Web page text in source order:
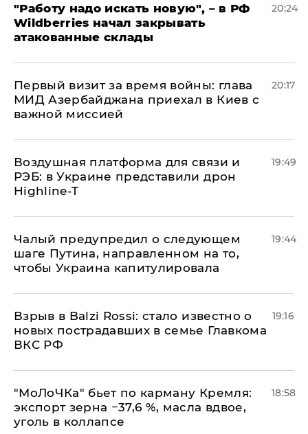
"Работу надо искать новую", – в РФ
Wildberries начал закрывать
атакованные склады
20:24
Первый визит за время войны: глава
МИД Азербайджана приехал в Киев с
важной миссией
20:17
Воздушная платформа для связи и
РЭБ: в Украине представили дрон
Highline-T
19:49
Чалый предупредил о следующем
шаге Путина, направленном на то,
чтобы Украина капитулировала
19:44
Взрыв в Balzi Rossi: стало известно о
новых пострадавших в семье Главкома
ВКС РФ
19:16
​"МоЛоЧКа" бьет по карману Кремля:
экспорт зерна −37,6 %, масла вдвое,
уголь в коллапсе
18:58